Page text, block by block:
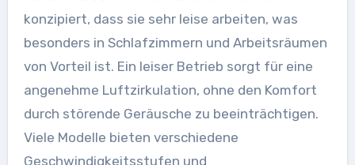
konzipiert, dass sie sehr leise arbeiten, was
besonders in Schlafzimmern und Arbeitsräumen
von Vorteil ist. Ein leiser Betrieb sorgt für eine
angenehme Luftzirkulation, ohne den Komfort
durch störende Geräusche zu beeinträchtigen.
Viele Modelle bieten verschiedene
Geschwindigkeitsstufen und